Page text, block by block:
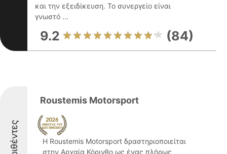
και την εξειδίκευση. Το συνεργείο είναι
γνωστό ...
9.2 (84)
Roustemis Motorsport
Η Roustemis Motorsport δραστηριοποιείται
στην Αρχαία Κόρινθο ως ένας πλήρως